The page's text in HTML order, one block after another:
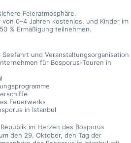
Feieratmosphäre.
von 0–4 Jahren kostenlos, und Kinder im
% Ermäßigung teilnehmen.
und Veranstaltungsorganisation
für Bosporus-Touren in
Feuerwerks
in Istanbul
im Herzen des Bosporus
den 29. Oktober, den Tag der